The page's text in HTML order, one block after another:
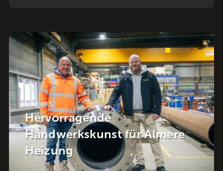
Projekt
Energie im Viertel: Die
Energiewende im Herzen von
Raalte